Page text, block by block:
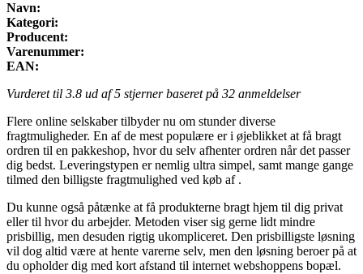
Navn:
Kategori:
Producent:
Varenummer:
EAN:
Vurderet til 3.8 ud af 5 stjerner baseret på 32 anmeldelser
Flere online selskaber tilbyder nu om stunder diverse
fragtmuligheder. En af de mest populære er i øjeblikket at få bragt
ordren til en pakkeshop, hvor du selv afhenter ordren når det passer
dig bedst. Leveringstypen er nemlig ultra simpel, samt mange gange
tilmed den billigste fragtmulighed ved køb af .
Du kunne også påtænke at få produkterne bragt hjem til dig privat
eller til hvor du arbejder. Metoden viser sig gerne lidt mindre
prisbillig, men desuden rigtig ukompliceret. Den prisbilligste løsning
vil dog altid være at hente varerne selv, men den løsning beroer på at
du opholder dig med kort afstand til internet webshoppens bopæl.